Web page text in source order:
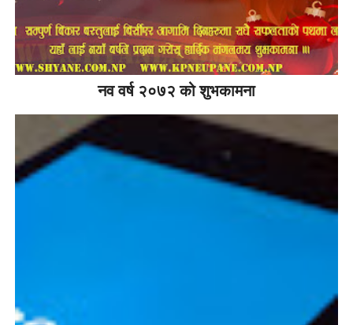
नव वर्ष २०७२ को शुभकामना